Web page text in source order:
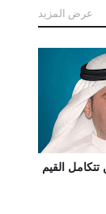
عرض المزيد
القيم